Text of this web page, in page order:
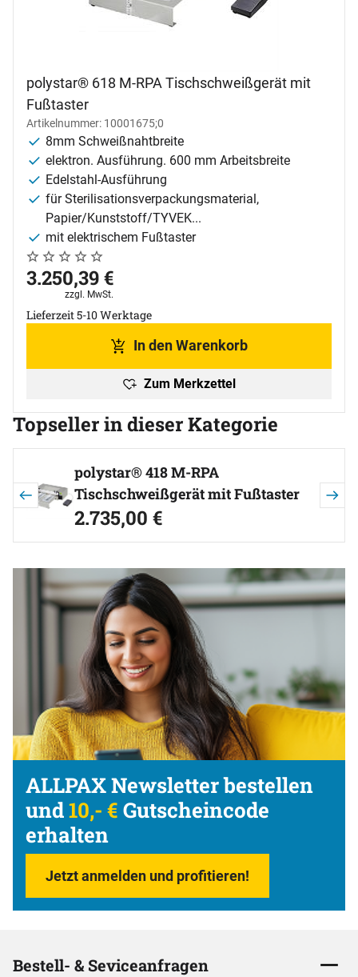
polystar® 618 M-RPA Tischschweißgerät mit
Fußtaster
Artikelnummer: 10001675;0
8mm Schweißnahtbreite
elektron. Ausführung. 600 mm Arbeitsbreite
Edelstahl-Ausführung
für Sterilisationsverpackungsmaterial,
Papier/Kunststoff/TYVEK...
mit elektrischem Fußtaster
Noch keine Bewertungen abgegeben
0 Bewertungen
3.250,39€
Steuerhinweis:
zzgl. MwSt.
Lieferzeit 5-10 Werktage
In den Warenkorb
Zum Merkzettel
Topseller in dieser Kategorie
Artikel überspringen
polystar® 418 M-RPA
Tischschweißgerät mit Fußtaster
2.735,00 €
ALLPAX Newsletter bestellen
und10,- € Gutscheincode
erhalten
Jetzt anmelden und profitieren!
Bestell- & Seviceanfragen